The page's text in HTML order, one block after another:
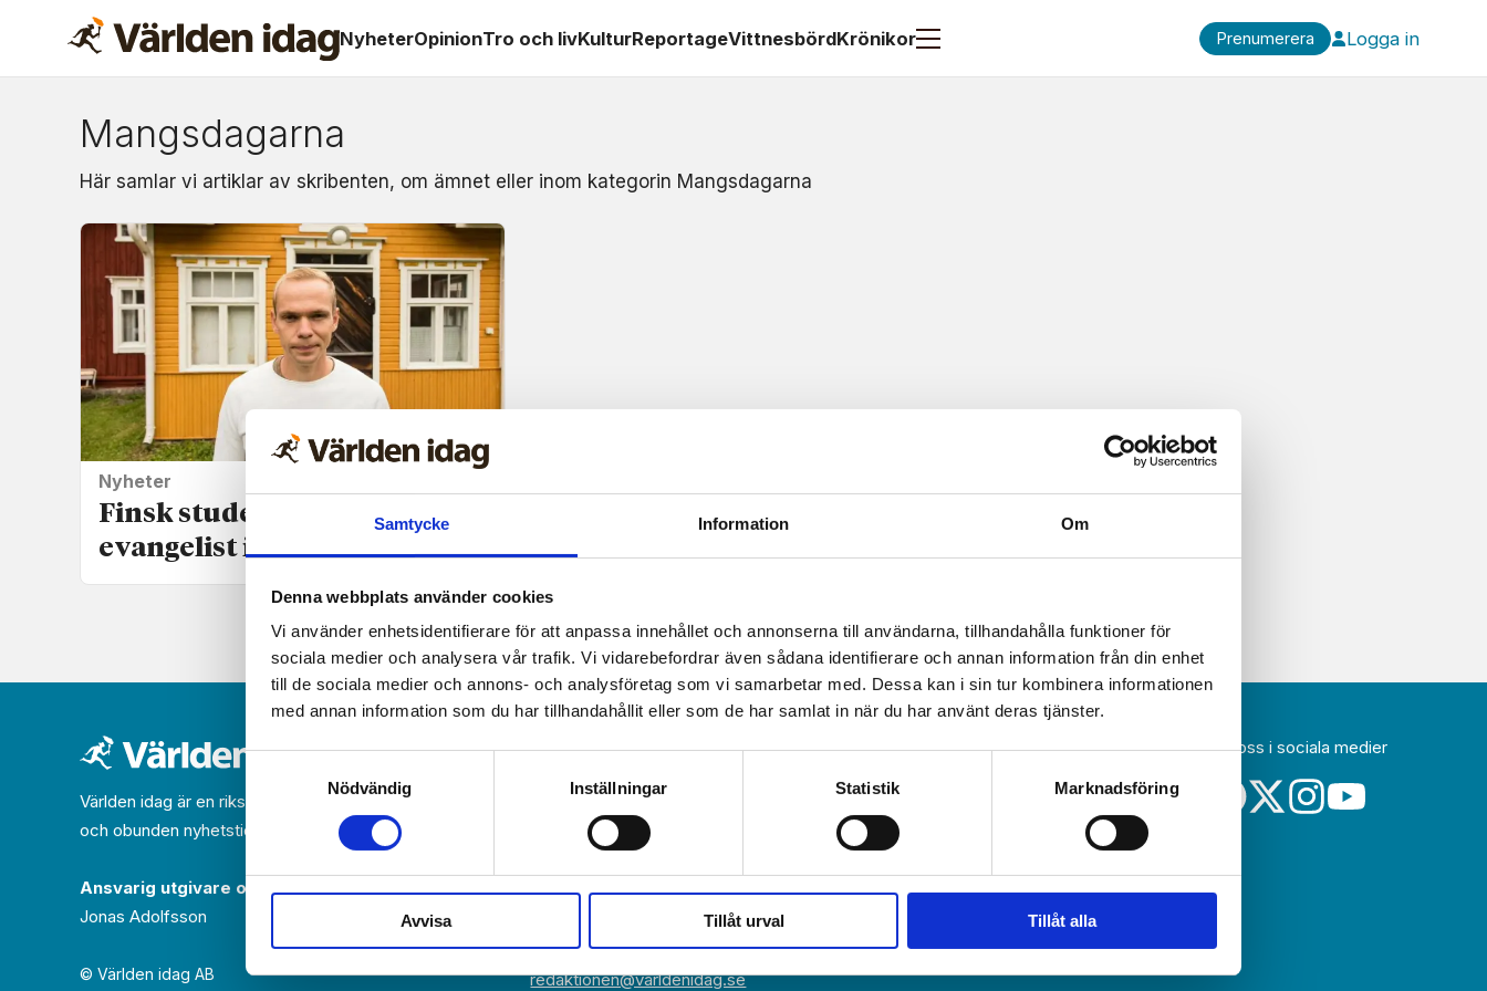
Samtycke Information Om
Denna webbplats använder cookies
Vi använder enhetsidentifierare för att anpassa innehållet och annonserna till användarna, tillhandahålla funktioner för
sociala medier och analysera vår trafik. Vi vidarebefordrar även sådana identifierare och annan information från din enhet
till de sociala medier och annons- och analysföretag som vi samarbetar med. Dessa kan i sin tur kombinera informationen
med annan information som du har tillhandahållit eller som de har samlat in när du har använt deras tjänster.
Nödvändig
Inställningar Statistik Marknadsföring
Avvisa Tillåt urval Tillåt alla
NyheterOpinionTro och livKulturReportageVittnesbördKrönikor Prenumerera Logga in
Om:
mangsdagarna
Mangsdagarna
Här samlar vi artiklar av skribenten, om ämnet eller inom kategorin Mangsdagarna
Nyheter
Finsk studentpräst årets
evangelist i Mangs anda
Världen idag är en rikstäckande
och obunden nyhets­­­tidning på kristen grund.
Ansvarig utgivare och chef­redaktör:
Jonas Adolfsson
© Världen idag AB
Växel:
(kl 10–12, 14–16)
Kundservice:
kundtjanst@varldenidag.se
redaktionen@varldenidag.se
Om Världen idag
Kundservice
Prenumerera
Annonsera
Följ oss i sociala medier